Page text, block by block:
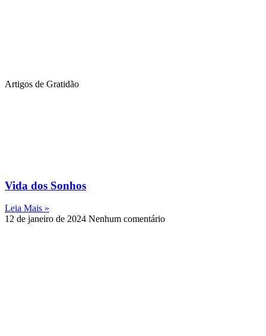
Artigos de Gratidão
Vida dos Sonhos
Leia Mais »
12 de janeiro de 2024 Nenhum comentário